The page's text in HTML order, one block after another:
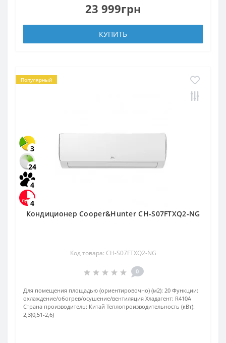
23 999грн
КУПИТЬ
Популярный
3
24
4
4
Кондиционер Cooper&Hunter CH-S07FTXQ2-NG
Код товара: CH-S07FTXQ2-NG
0
Для помещения площадью (ориентировочно) (м2): 20 Функции:
охлаждение/обогрев/осушение/вентиляция Хладагент: R410А
Страна производитель: Китай Теплопроизводительность (кВт):
2,3(0,51-2,6)